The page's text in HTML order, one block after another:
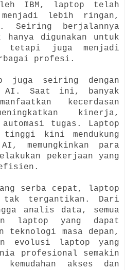
IBM, laptop telah
menjadi lebih ringan,
Seiring berjalannya
digunakan untuk
tetapi juga menjadi
profesi.
juga seiring dengan
AI. Saat ini, banyak
kecerdasan
kinerja,
tugas. Laptop
kini mendukung
memungkinkan para
pekerjaan yang
serba cepat, laptop
tak tergantikan. Dari
analis data, semua
laptop yang dapat
teknologi masa depan,
evolusi laptop yang
profesional semakin
kemudahan akses dan